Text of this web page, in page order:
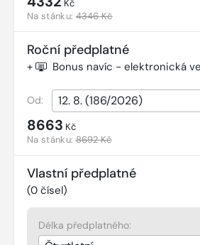
Kč
Na stánku:4346 Kč
Roční předplatné
+ Bonus navíc - elektronická
Od:
8663 Kč
Na stánku:8692 Kč
Vlastní předplatné
(0 čísel)
Délka předplatného: